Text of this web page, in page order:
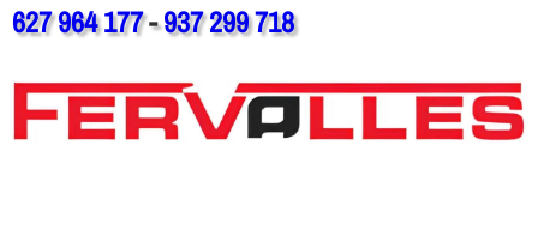
627 964 177-937 299 718